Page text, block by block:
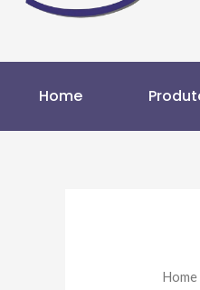
Home
Home